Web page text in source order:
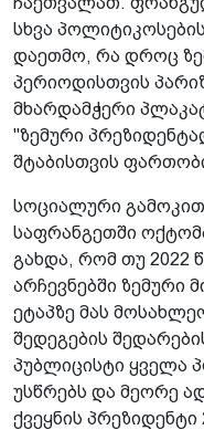
სხვა
დაეთმო, რა დროც
პერიოდისთვის
მხარდამჭერი
"ზემური
შტაბისთვის
სოციალური
საფრანგეთში
გახდა, რომ თუ 2022
არჩევნებში ზემური
ეტაპზე მას
შედეგების
პუბლიცისტი ყველა
უსწრებს და მეორე
ქვეყნის